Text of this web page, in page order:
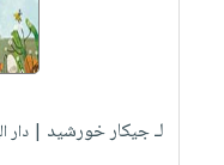
لـ جيكار خورشيد | دار